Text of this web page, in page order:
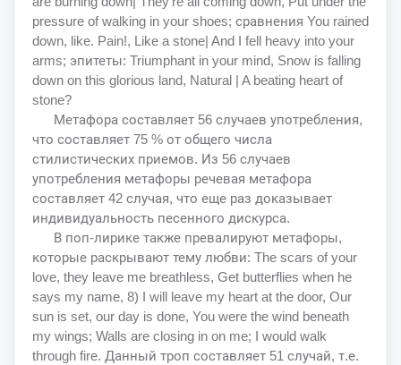
pressure of walking in your shoes; сравнения You rained
down, like. Pain!, Like a stone| And I fell heavy into your
arms; эпитеты: Triumphant in your mind, Snow is falling
down on this glorious land, Natural | A beating heart of
stone?
Метафора составляет 56 случаев употребления,
что составляет 75 % от общего числа
стилистических приемов. Из 56 случаев
употребления метафоры речевая метафора
составляет 42 случая, что еще раз доказывает
индивидуальность песенного дискурса.
В поп-лирике также превалируют метафоры,
которые раскрывают тему любви: The scars of your
love, they leave me breathless, Get butterflies when he
says my name, 8) I will leave my heart at the door, Our
sun is set, our day is done, You were the wind beneath
my wings; Walls are closing in on me; I would walk
through fire. Данный троп составляет 51 случай, т.е.